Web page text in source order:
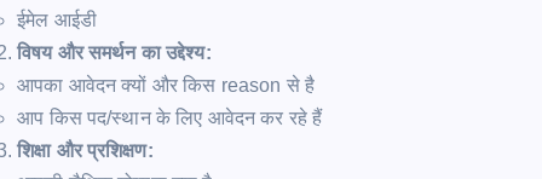
ईमेल आईडी
विषय और समर्थन का उद्देश्य:
आपका आवेदन क्यों और किस reason से है
आप किस पद/स्थान के लिए आवेदन कर रहे हैं
शिक्षा और प्रशिक्षण: